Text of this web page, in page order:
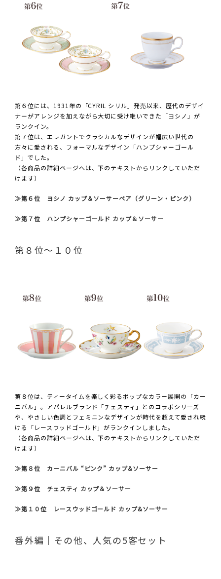
第６位には、1931年の「CYRIL シリル」発売以来、歴代のデザイ
ナーがアレンジを加えながら大切に受け継いできた「ヨシノ」が
ランクイン。
第７位は、エレガントでクラシカルなデザインが幅広い世代の
方々に愛される、フォーマルなデザイン「ハンプシャーゴール
ド」でした。
（各商品の詳細ページへは、下のテキストからリンクしていただ
けます）
≫第６位 ヨシノ カップ＆ソーサーペア（グリーン・ピンク）
≫第７位 ハンプシャーゴールド カップ＆ソーサー
第８位～１０位
第８位は、ティータイムを楽しく彩るポップなカラー展開の「カー
ニバル」。アパレルブランド「チェスティ」とのコラボシリーズ
や、やさしい色調とフェミニンなデザインが時代を超えて愛され続
ける「レースウッドゴールド」がランクインしました。
（各商品の詳細ページへは、下のテキストからリンクしていただ
けます）
≫第８位 カーニバル “ピンク” カップ&ソーサー
≫第９位 チェスティ カップ＆ソーサー
≫第１０位 レースウッドゴールド カップ&ソーサー
番外編｜その他、人気の5客セット